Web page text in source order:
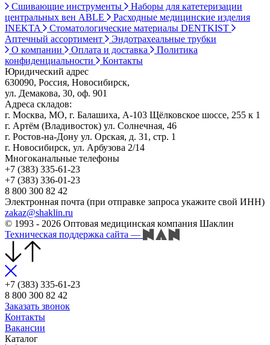
Сшивающие инструменты
Наборы для катетеризации
центральных вен ABLE
Расходные медицинские изделия
INEKTA
Стоматологические материалы DENTKIST
Аптечный ассортимент
Эндотрахеальные трубки
О компании
Оплата и доставка
Политика
конфиденциальности
Контакты
Юридический адрес
630090, Россия, Новосибирск,
ул. Демакова, 30, оф. 901
Адреса складов:
г. Москва, МО, г. Балашиха, А-103 Щёлковское шоссе, 255 к 1
г. Артём (Владивосток) ул. Солнечная, 46
г. Ростов-на-Дону ул. Орская, д. 31, стр. 1
г. Новосибирск, ул. Арбузова 2/14
Многоканальные телефоны
+7 (383) 335-61-23
+7 (383) 336-01-23
8 800 300 82 42
Электронная почта (при отправке запроса укажите свой ИНН)
zakaz@shaklin.ru
© 1993 - 2026 Оптовая медицинская компания Шаклин
Техническая поддержка сайта —
+7 (383) 335-61-23
8 800 300 82 42
Заказать звонок
Контакты
Вакансии
Каталог